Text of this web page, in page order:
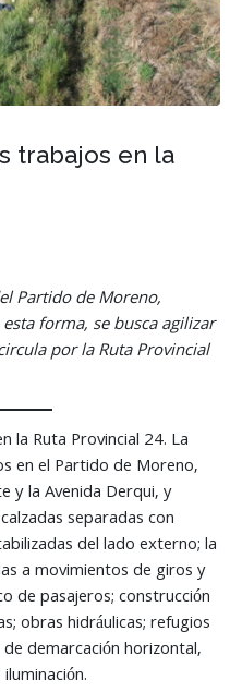
trabajos en la
Partido de Moreno,
forma, se busca agilizar
por la Ruta Provincial
la Ruta Provincial 24. La
en el Partido de Moreno,
y la Avenida Derqui, y
separadas con
del lado externo; la
a movimientos de giros y
de pasajeros; construcción
obras hidráulicas; refugios
demarcación horizontal,